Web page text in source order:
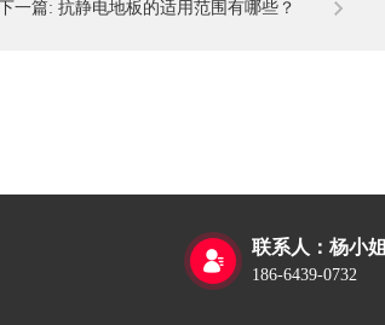
一篇: 抗静电地板的适用范围有哪些？

联系人：杨小姐
186-6439-0732